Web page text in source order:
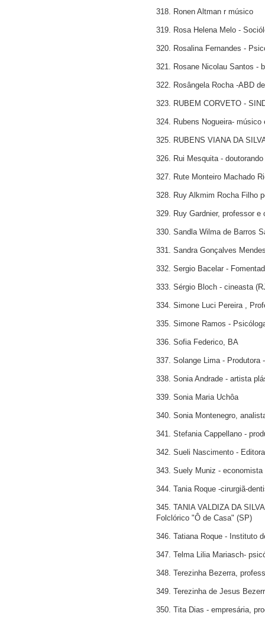
318. Ronen Altman r músico
319. Rosa Helena Melo -
320. Rosalina Fernandes -
321. Rosane Nicolau Santos -
322. Rosângela Rocha -ABD
323. RUBEM CORVETO -
324. Rubens Nogueira- músico
325. RUBENS VIANA DA
326. Rui Mesquita -
327. Rute Monteiro Machado
328. Ruy Alkmim Rocha Filho
329. Ruy Gardnier, professor e
330. Sandla Wilma de Barros
331. Sandra Gonçalves
332. Sergio Bacelar -
333. Sérgio Bloch - cineasta
334. Simone Luci Pereira ,
335. Simone Ramos -
336. Sofia Federico, BA
337. Solange Lima - Produtora
338. Sonia Andrade - artista
339. Sonia Maria Uchôa
340. Sonia Montenegro,
341. Stefania Cappellano -
342. Sueli Nascimento -
343. Suely Muniz -
344. Tania Roque -cirurgiã-
345. TANIA VALDIZA DA
Folclórico "Ô de Casa" (SP)
346. Tatiana Roque - Instituto
347. Telma Lilia Mariasch-
348. Terezinha Bezerra,
349. Terezinha de Jesus
350. Tita Dias - empresária,